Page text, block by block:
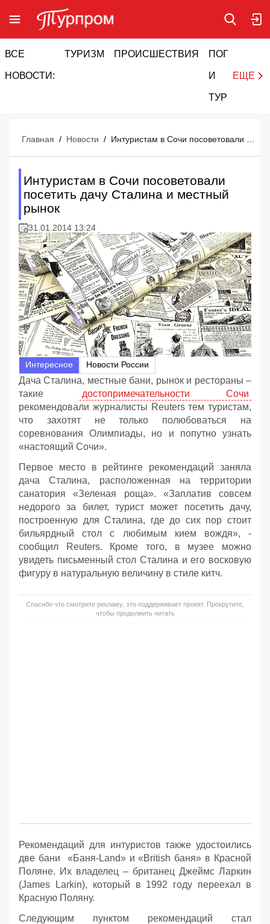
ВСЕ
НОВОСТИ:
ТУРИЗМ ПРОИСШЕСТВИЯ ПОГОДА
И
ТУРИЗМ
ЕЩЕ
Главная / Новости /
Интуристам в Сочи посоветовали
посетить дачу Сталина и местный
рынок
31.01.2014 13:24
Интересное Новости России
Дача Сталина, местные бани, рынок и рестораны –
такие
достопримечательности Сочи
рекомендовали журналисты Reuters тем туристам,
что захотят не только полюбоваться на
соревнования Олимпиады, но и попутно узнать
«настоящий Сочи».
Первое место в рейтинге рекомендаций заняла
дача Сталина, расположенная на территории
санатория «Зеленая роща». «Заплатив совсем
недорого за билет, турист может посетить дачу,
построенную для Сталина, где до сих пор стоит
бильярдный стол с любимым кием вождя», -
сообщил Reuters. Кроме того, в музее можно
увидеть письменный стол Сталина и его восковую
фигуру в натуральную величину в стиле китч.
Спасибо что смотрите рекламу, это поддерживает проект. Прокрутите,
чтобы продолжить читать
Рекомендаций для интуристов также удостоились
две бани «Баня-Land» и «British баня» в Красной
Поляне. Их владелец – британец Джеймс Ларкин
(James Larkin), который в 1992 году переехал в
Красную Поляну.
Следующим пунктом рекомендаций стал